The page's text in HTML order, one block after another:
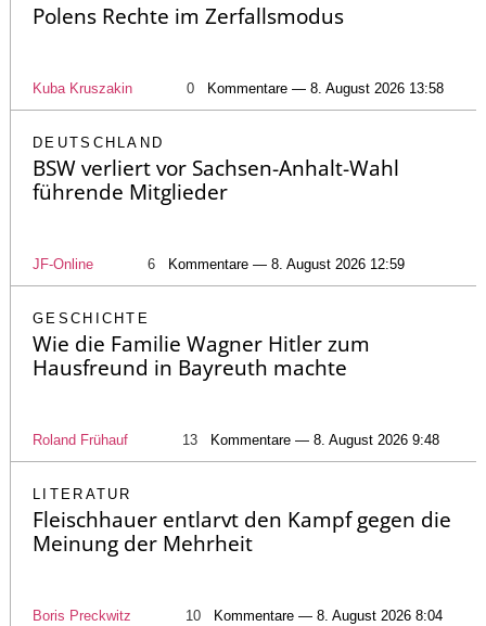
Polens Rechte im Zerfallsmodus
Kuba Kruszakin 0 Kommentare — 8. August 2026 13:58
DEUTSCHLAND
BSW verliert vor Sachsen-Anhalt-Wahl
führende Mitglieder
JF-Online 6 Kommentare — 8. August 2026 12:59
GESCHICHTE
Wie die Familie Wagner Hitler zum
Hausfreund in Bayreuth machte
Roland Frühauf 13 Kommentare — 8. August 2026 9:48
LITERATUR
Fleischhauer entlarvt den Kampf gegen die
Meinung der Mehrheit
Boris Preckwitz 10 Kommentare — 8. August 2026 8:04